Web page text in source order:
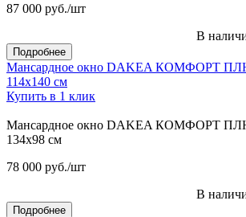
87 000 руб./шт
В
Подробнее
Мансардное окно DAKEA КОМФОРТ
114х140 см
Купить в 1 клик
Мансардное окно DAKEA КОМФОРТ
134х98 см
78 000 руб./шт
В
Подробнее